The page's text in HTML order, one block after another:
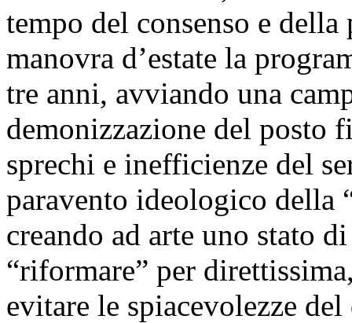
tempo del consenso e
manovra d’estate la
tre anni, avviando una
demonizzazione del posto
sprechi e inefficienze del
paravento ideologico della
creando ad arte uno stato
“riformare” per
evitare le spiacevolezze